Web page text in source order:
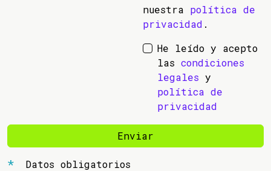
nuestra política de
privacidad .
He leído y acepto
las condiciones
legales y
política de
privacidad
Enviar
Datos obligatorios